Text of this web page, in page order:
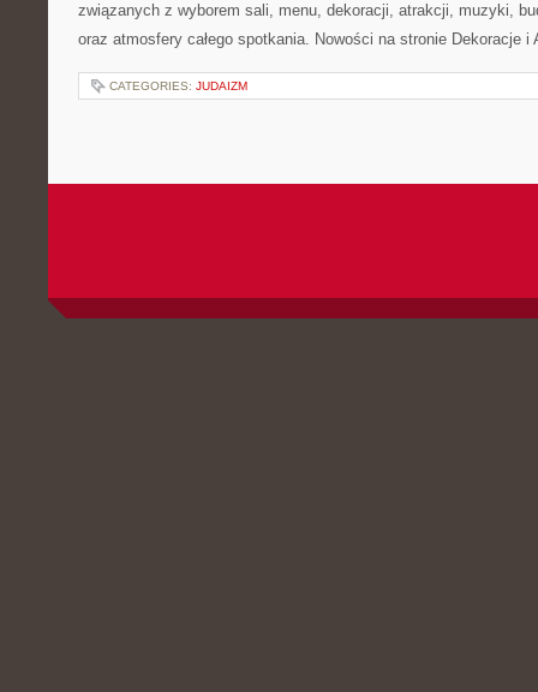
związanych z wyborem sali, menu, dekoracji, atrakcji, muzyki,
oraz atmosfery całego spotkania. Nowości na stronie Dekoracje
CATEGORIES: JUDAIZM